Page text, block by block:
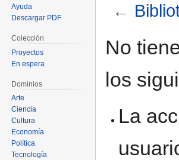
←
navegación
búsqueda
No
los
La
Ayuda
Descargar PDF
Colección
Proyectos
En espera
Dominios
Arte
Ciencia
Cultura
Economía
Política
Tecnología